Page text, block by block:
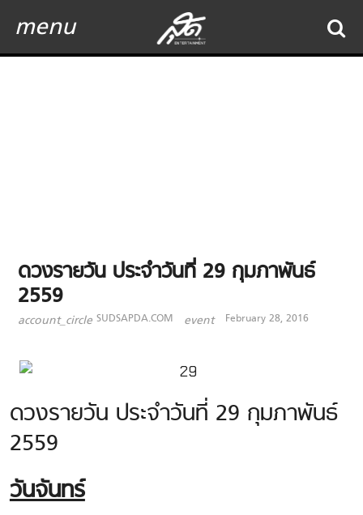
menu
ดวงรายวัน ประจำวันที่ 29 กุมภาพันธ์
2559
account_circle SUDSAPDA.COM event February 28, 2016
ดวงรายวัน ประจำวันที่ 29 กุมภาพันธ์
2559
วันจันทร์